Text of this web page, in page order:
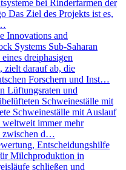
bei Rinderfarmen der
Ziel des Projekts ist es,
Innovations and
Systems Sub-Saharan
dreiphasigen
zielt darauf ab, die
Forschern und Inst…
Lüftungsraten und
Schweineställe mit
Schweineställe mit Auslauf
immer mehr
zwischen d…
Entscheidungshilfe
Milchproduktion in
schließen und